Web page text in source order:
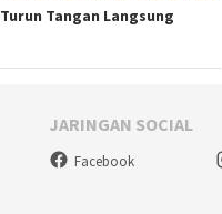
Turun Tangan Langsung
JARINGAN SOCIAL
Facebook